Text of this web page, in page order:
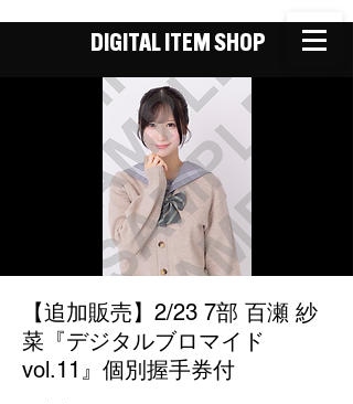
DIGITAL ITEM SHOP
【追加販売】2/23 7部 百瀬 紗
菜『デジタルブロマイド
vol.11』個別握手券付